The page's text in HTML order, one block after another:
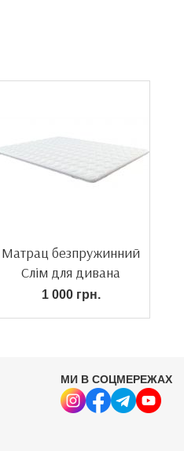
Матрац безпружинний
Слім для дивана
1 000 грн.
МИ В СОЦМЕРЕЖАХ